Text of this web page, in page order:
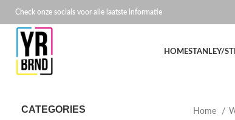
Check onze socials voor alle laatste informatie
HOMESTANLEY/
CATEGORIES Home